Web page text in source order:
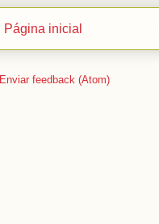
Página inicial
Enviar feedback (Atom)